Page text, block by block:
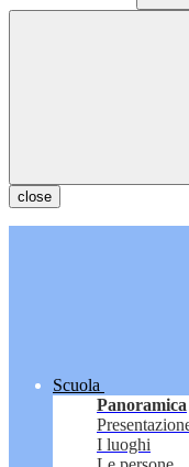
close
Scuola
Panoramica
I luoghi